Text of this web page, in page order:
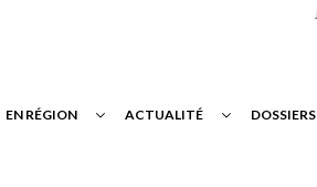
EN RÉGION ACTUALITÉ DOSSIERS